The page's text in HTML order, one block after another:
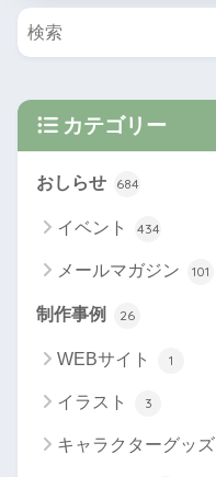
カテゴリー
おしらせ 684
イベント 434
メールマガジン 101
制作事例 26
WEBサイト 1
イラスト 3
キャラクターグッズ